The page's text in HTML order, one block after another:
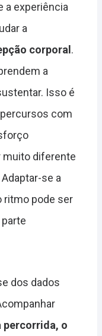
a experiência
a
corporal .
a
Isso é
com
muito diferente
se a
ritmo pode ser
dos dados
percorrida, o